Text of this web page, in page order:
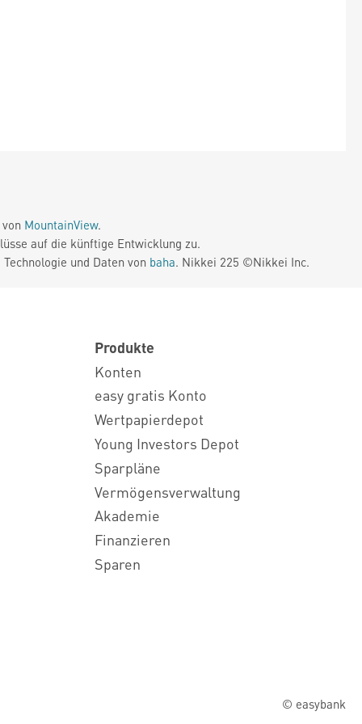
MountainView.
auf die künftige Entwicklung zu.
und Daten von baha. Nikkei 225 ©Nikkei Inc.
Produkte
Konten
easy gratis Konto
Wertpapierdepot
Young Investors Depot
Sparpläne
Vermögensverwaltung
Akademie
Finanzieren
Sparen
© easybank